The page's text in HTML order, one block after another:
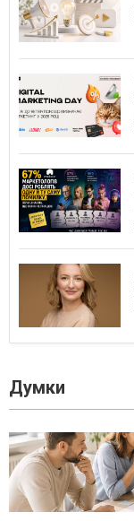
Думки